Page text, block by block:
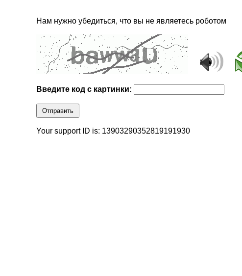
Нам нужно убедиться, что вы не являетесь роботом
Введите код с картинки:
Отправить
Your support ID is: 13903290352819191930